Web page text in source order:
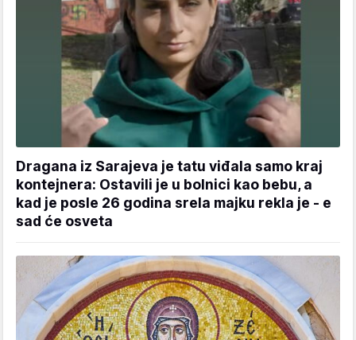
Dragana iz Sarajeva je tatu viđala samo kraj
kontejnera: Ostavili je u bolnici kao bebu, a
kad je posle 26 godina srela majku rekla je - e
sad će osveta